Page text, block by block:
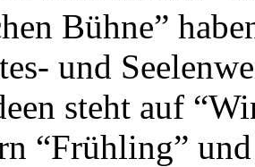
Bühne”
und
steht auf
“Frühling”